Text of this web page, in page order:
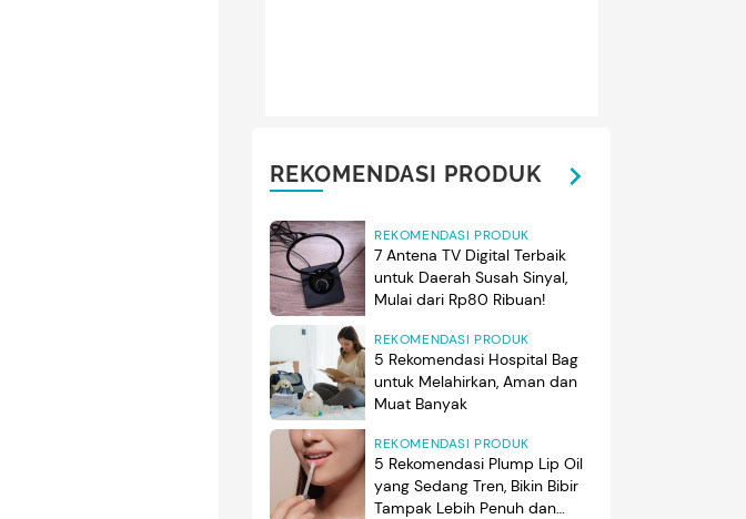
REKOMENDASI PRODUK
REKOMENDASI PRODUK
7 Antena TV Digital Terbaik
untuk Daerah Susah Sinyal,
Mulai dari Rp80 Ribuan!
REKOMENDASI PRODUK
5 Rekomendasi Hospital Bag
untuk Melahirkan, Aman dan
Muat Banyak
REKOMENDASI PRODUK
5 Rekomendasi Plump Lip Oil
yang Sedang Tren, Bikin Bibir
Tampak Lebih Penuh dan